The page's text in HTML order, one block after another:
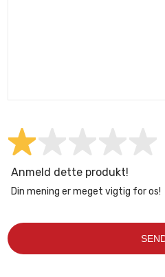
Anmeld dette produkt!
Din mening er meget vigtig for os!